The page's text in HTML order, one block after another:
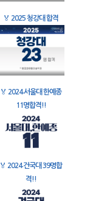
🏅 2025 청강대 합격
🏅 2024 서울대 한예종
11명합격!!
🏅 2024 건국대 39명합
격!!